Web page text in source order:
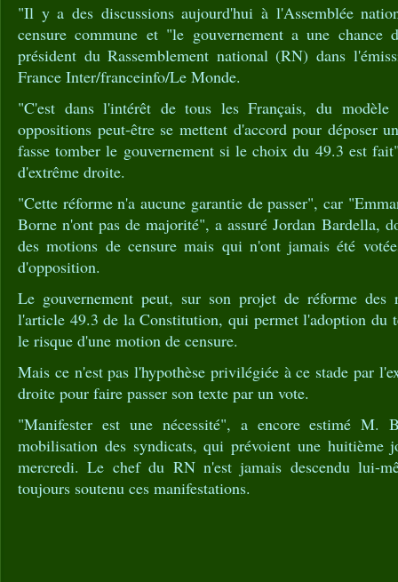
"Il y a des discussions aujourd'hui à l'Assemblée
censure commune et "le gouvernement a une
président du Rassemblement national (RN) dans
France Inter/franceinfo/Le Monde.
"C'est dans l'intérêt de tous les Français, du
oppositions peut-être se mettent d'accord pour déposer
fasse tomber le gouvernement si le choix du 49.3 est
d'extrême droite.
"Cette réforme n'a aucune garantie de passer", car
Borne n'ont pas de majorité", a assuré Jordan Bardella,
des motions de censure mais qui n'ont jamais été
d'opposition.
Le gouvernement peut, sur son projet de réforme des
l'article 49.3 de la Constitution, qui permet l'adoption du
le risque d'une motion de censure.
Mais ce n'est pas l'hypothèse privilégiée à ce stade par
droite pour faire passer son texte par un vote.
"Manifester est une nécessité", a encore estimé M.
mobilisation des syndicats, qui prévoient une huitième
mercredi. Le chef du RN n'est jamais descendu lui-
toujours soutenu ces manifestations.